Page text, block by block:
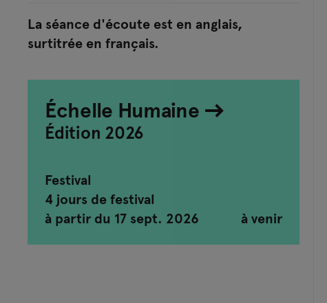
La séance d'écoute est en anglais,
surtitrée en français.
Échelle Humaine
Édition 2026
Festival
4 jours de festival
à partir du 17 sept. 2026
à venir